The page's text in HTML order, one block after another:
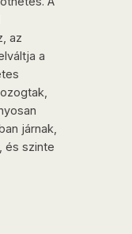
az
a
járnak,
és szinte